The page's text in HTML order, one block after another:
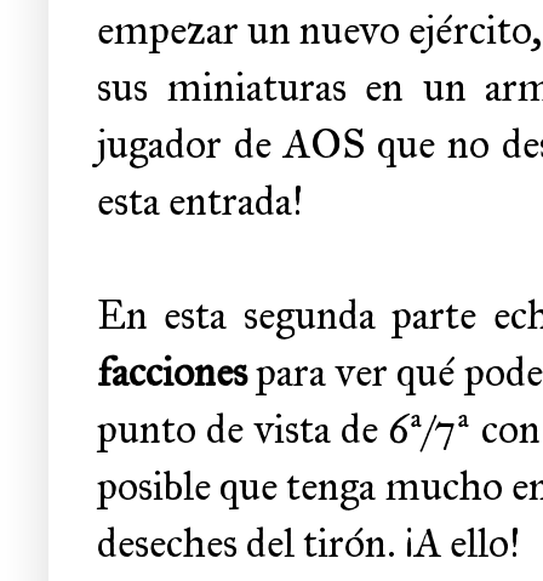
empezar un nuevo
sus miniaturas en un
jugador de AOS que no
esta entrada!
En esta segunda parte
faccionespara ver qué
punto de vista de 6ª/7ª
posible que tenga mucho
deseches del tirón. ¡A ello!